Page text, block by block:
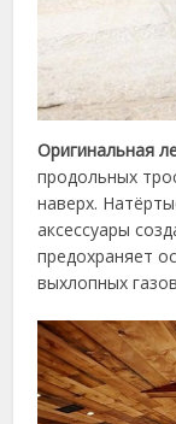
Оригинальная
продольных
наверх.
аксессуары
предохраняет
выхлопных